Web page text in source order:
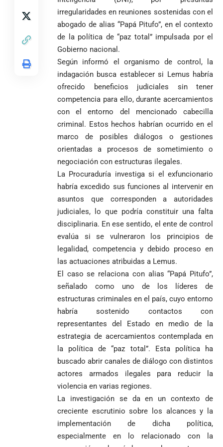
irregularidades en reuniones sostenidas con el
abogado de alias “Papá Pitufo”, en el contexto
de la política de “paz total” impulsada por el
Gobierno nacional.
Según informó el organismo de control, la
indagación busca establecer si Lemus habría
ofrecido beneficios judiciales sin tener
competencia para ello, durante acercamientos
con el entorno del mencionado cabecilla
criminal. Estos hechos habrían ocurrido en el
marco de posibles diálogos o gestiones
orientadas a procesos de sometimiento o
negociación con estructuras ilegales.
La Procuraduría investiga si el exfuncionario
habría excedido sus funciones al intervenir en
asuntos que corresponden a autoridades
judiciales, lo que podría constituir una falta
disciplinaria. En ese sentido, el ente de control
evalúa si se vulneraron los principios de
legalidad, competencia y debido proceso en
las actuaciones atribuidas a Lemus.
El caso se relaciona con alias “Papá Pitufo”,
señalado como uno de los líderes de
estructuras criminales en el país, cuyo entorno
habría sostenido contactos con
representantes del Estado en medio de la
estrategia de acercamientos contemplada en
la política de “paz total”. Esta política ha
buscado abrir canales de diálogo con distintos
actores armados ilegales para reducir la
violencia en varias regiones.
La investigación se da en un contexto de
creciente escrutinio sobre los alcances y la
implementación de dicha política,
especialmente en lo relacionado con la
Tribunal de
Antioquia
niega pérdida
de investidura
a concejales
de Medellín
Andrés
«Gury»
Rodríguez y
Damián Pérez
Federico
Gutiérrez
envía
documentos
al FBI, DEA y
Congreso
contra la ‘paz
total’ por
presuntos
beneficios a
criminales
1
Diócesis de
Sonsón-Rionegro
rechaza fotos
tomadas en
templo de Guarne y
ordena acto de
desagravio
Falleció el padre
Humberto de
Jesús Hincapié
Álzate, reconocido
Diócesis de
Girardota, Párroco
de Yolombo
escrutinios
oficiales
Abelardo de la
Espriella es
elegido
presidente de
Colombia tras
una histórica y
reñida
segunda
vuelta
Uribe
arremete
contra Petro y
lo
responsabiliza
por la crisis de
la salud en
Colombia
partidos
un empate
agónico ante
Países Bajos
en un vibrante
mundialista
Alemania no
tuvo piedad:
goleó 7-1 a un
Curazao en su
debut
mundialista
La paz de
Medellín: un
camino que no
debería
abandonarse
LA POLICRISIS
en Medellín
Cardenal Rueda
pide desarmar el
construir juntos
una Colombia
reconciliada
Sonsón-Rionegro
rechaza fotos
tomadas en
templo de Guarne y
desagravio